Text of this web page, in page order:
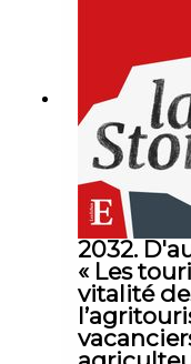
DELOSound, BBC
2032.
« Les
vitalité